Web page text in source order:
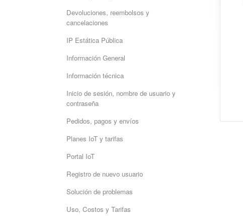
Devoluciones, reembolsos y
cancelaciones
IP Estática Pública
Información General
Información técnica
Inicio de sesión, nombre de usuario y
contraseña
Pedidos, pagos y envíos
Planes IoT y tarifas
Portal IoT
Registro de nuevo usuario
Solución de problemas
Uso, Costos y Tarifas